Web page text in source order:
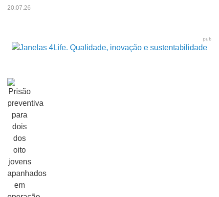
20.07.26
pub